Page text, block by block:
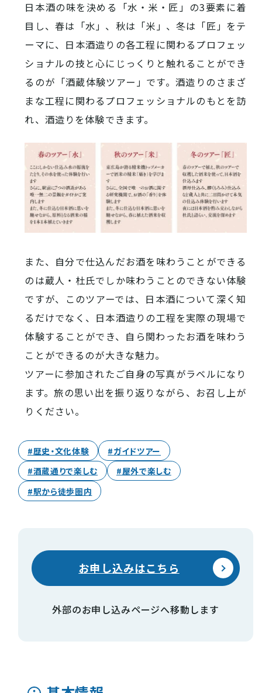
日本酒の味を決める「水・米・匠」の3要素に着
目し、春は「水」、秋は「米」、冬は「匠」をテ
ーマに、日本酒造りの各工程に関わるプロフェッ
ショナルの技と心にじっくりと触れることができ
るのが「酒蔵体験ツアー」です。酒造りのさまざ
まな工程に関わるプロフェッショナルのもとを訪
れ、酒造りを体験できます。
また、自分で仕込んだお酒を味わうことができる
のは蔵人・杜氏でしか味わうことのできない体験
ですが、このツアーでは、日本酒について深く知
るだけでなく、日本酒造りの工程を実際の現場で
体験することができ、自ら関わったお酒を味わう
ことができるのが大きな魅力。
ツアーに参加されたご自身の写真がラベルになり
ます。旅の思い出を振り返りながら、お召し上が
りください。
#歴史・文化体験
#ガイドツアー
#酒蔵通りで楽しむ
#屋外で楽しむ
#駅から徒歩圏内
お申し込みはこちら
外部のお申し込みページへ移動します
特集記事
その他注目コンテンツ
お役立ち情報
お知らせ
酒蔵営業時間
宿泊情報
花の開花状況
よくある質問
観光マップダウンロード